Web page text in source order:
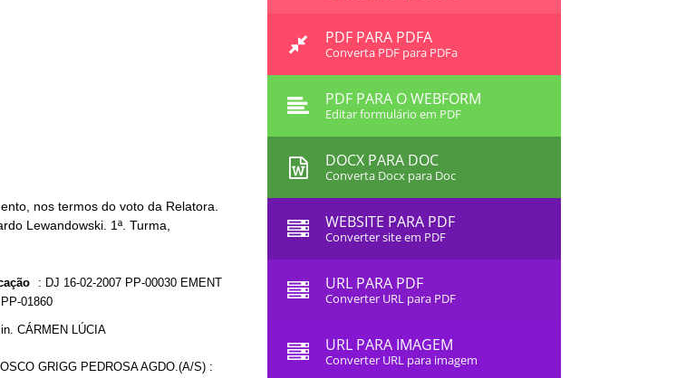
nos termos do voto da Relatora.
Lewandowski. 1ª. Turma,
: DJ 16-02-2007 PP-00030 EMENT
01860
CÁRMEN LÚCIA
GRIGG PEDROSA AGDO.(A/S) :
PDF PARA PDFA
Converta PDF para PDFa
PDF PARA O WEBFORM
Editar formulário em PDF
DOCX PARA DOC
Converta Docx para Doc
WEBSITE PARA PDF
Converter site em PDF
URL PARA PDF
Converter URL para PDF
URL PARA IMAGEM
Converter URL para imagem